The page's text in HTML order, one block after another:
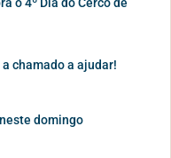
chamado a ajudar!
domingo